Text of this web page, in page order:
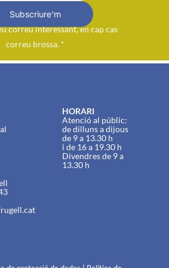
Subscriure'm
correu interessant, en cap cas
correu brossa. *
HORARI
Atenció al públic:
de dilluns a dijous
de 9 a 13.30 h
i de 16 a 19.30 h
Divendres de 9 a
13.30 h